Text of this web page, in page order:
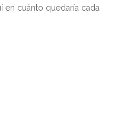
en cuánto quedaría cada